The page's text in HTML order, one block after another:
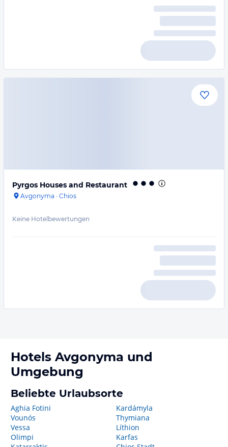
Pyrgos Houses and Restaurant
Avgonyma · Chios
Keine Hotelbewertungen
Hotels Avgonyma und
Umgebung
Beliebte Urlaubsorte
Aghia Fotini
Vounós
Vessa
Olimpi
Kardámyla
Thymiana
Líthion
Karfas